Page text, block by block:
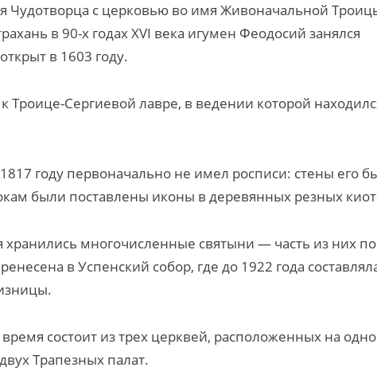
Чудотворца с церковью во имя Живоначальной
в 90-х годах XVI века игумен Феодосий занялся
в 1603 году.
Сергиевой лавре, в ведении которой
году первоначально не имел росписи: стены его
были поставлены иконы в деревянных резных
многочисленные святыни — часть из них
в Успенский собор, где до 1922 года
состоит из трех церквей, расположенных на
Трапезных палат.